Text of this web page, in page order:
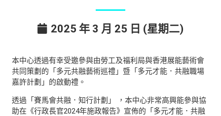
2025 年 3 月 25 日 (星期二)
本中心透過有幸受邀參與由勞工及福利局與香港展能藝術會
共同策劃的「多元共融藝術巡禮」暨「多元才能．共融職場
嘉許計劃」的啟動禮。
透過「賽馬會共融．知行計劃」 ，本中心非常高興能參與協
助在《行政長官2024年施政報告》宣佈的「多元才能．共融